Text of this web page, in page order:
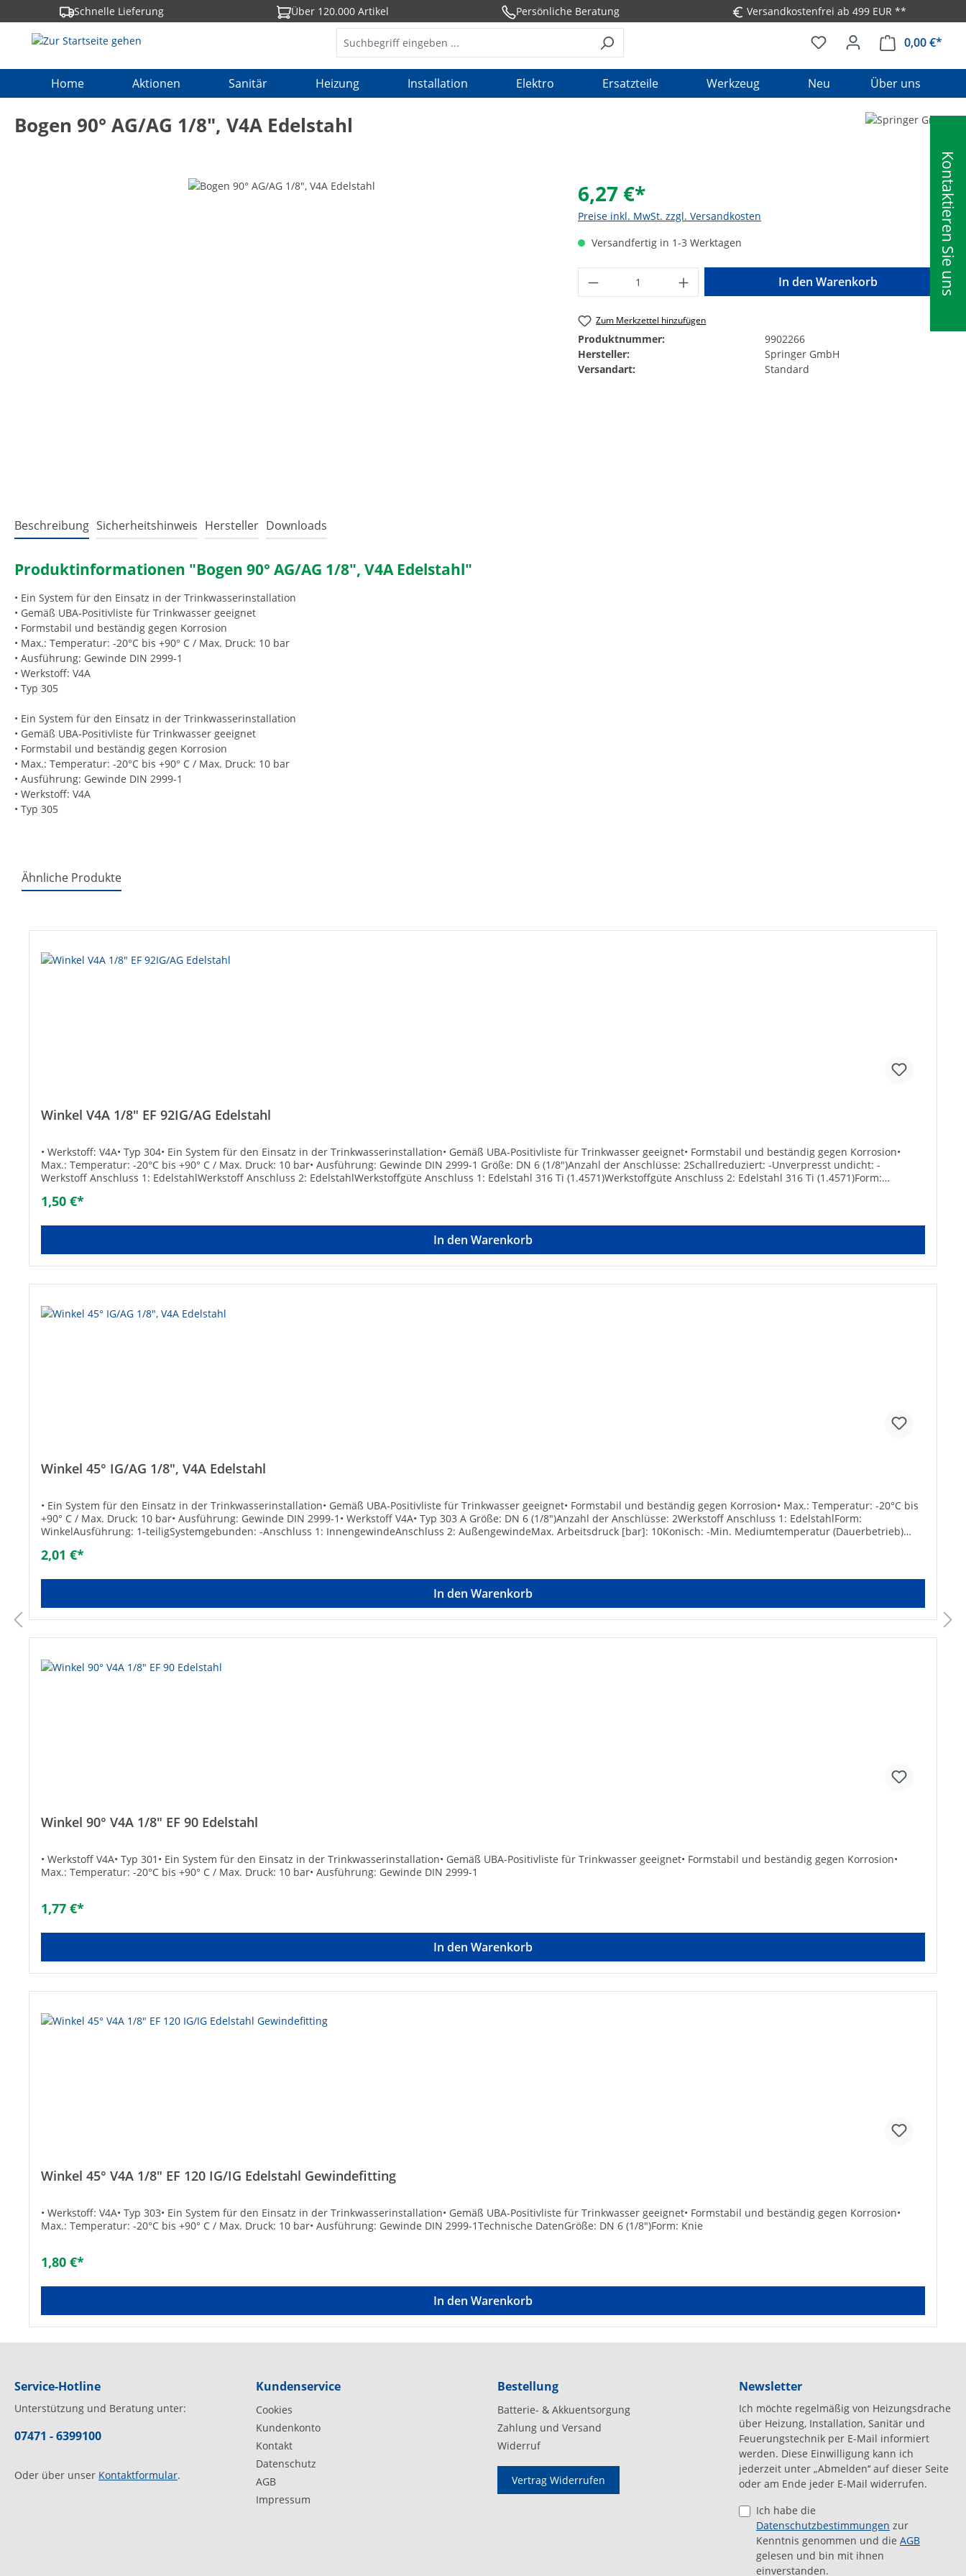
Zur Hauptnavigation springen
Schnelle Lieferung Über 120.000 Artikel Persönliche Beratung Versandkostenfrei ab 499 EUR **
0,00 €*
Home Aktionen Sanitär Heizung Installation Elektro Ersatzteile Werkzeug Neu Über uns
Kontaktieren Sie uns
Bogen 90° AG/AG 1/8", V4A Edelstahl
6,27 €*
Preise inkl. MwSt. zzgl. Versandkosten
Versandfertig in 1-3 Werktagen
Produkt Anzahl: Gib den gewünschten Wert
In den Warenkorb
Zum Merkzettel hinzufügen
Produktnummer:
9902266
Hersteller:
Springer GmbH
Versandart:
Standard
Beschreibung Sicherheitshinweis Hersteller Downloads
Produktinformationen "Bogen 90° AG/AG 1/8", V4A Edelstahl"
• Ein System für den Einsatz in der Trinkwasserinstallation
• Gemäß UBA-Positivliste für Trinkwasser geeignet
• Formstabil und beständig gegen Korrosion
• Max.: Temperatur: -20°C bis +90° C / Max. Druck: 10 bar
• Ausführung: Gewinde DIN 2999-1
• Werkstoff: V4A
• Typ 305
• Ein System für den Einsatz in der Trinkwasserinstallation
• Gemäß UBA-Positivliste für Trinkwasser geeignet
• Formstabil und beständig gegen Korrosion
• Max.: Temperatur: -20°C bis +90° C / Max. Druck: 10 bar
• Ausführung: Gewinde DIN 2999-1
• Werkstoff: V4A
• Typ 305
Ähnliche Produkte
Winkel V4A 1/8" EF 92IG/AG Edelstahl
• Werkstoff: V4A• Typ 304• Ein System für den Einsatz in der Trinkwasserinstallation• Gemäß UBA-Positivliste für Trinkwasser geeignet• Formstabil und beständig gegen Korrosion•
Max.: Temperatur: -20°C bis +90° C / Max. Druck: 10 bar• Ausführung: Gewinde DIN 2999-1 Größe: DN 6 (1/8")Anzahl der Anschlüsse: 2Schallreduziert: -Unverpresst undicht: -
Werkstoff Anschluss 1: EdelstahlWerkstoff Anschluss 2: EdelstahlWerkstoffgüte Anschluss 1: Edelstahl 316 Ti (1.4571)Werkstoffgüte Anschluss 2: Edelstahl 316 Ti (1.4571)Form:
1: InnengewindeAnschluss 2: AußengewindeMax. Arbeitsdruck [bar]: 10Mit Dichtungsmaterial: -Konisch: -Mit Schneidring: -DVGW-Siegel: -Gemäß UBA-Positivliste für Trinkwasser
1,50 €*
In den Warenkorb
Winkel 45° IG/AG 1/8", V4A Edelstahl
• Ein System für den Einsatz in der Trinkwasserinstallation• Gemäß UBA-Positivliste für Trinkwasser geeignet• Formstabil und beständig gegen Korrosion• Max.: Temperatur: -20°C bis
+90° C / Max. Druck: 10 bar• Ausführung: Gewinde DIN 2999-1• Werkstoff V4A• Typ 303 A Größe: DN 6 (1/8")Anzahl der Anschlüsse: 2Werkstoff Anschluss 1: EdelstahlForm:
WinkelAusführung: 1-teiligSystemgebunden: -Anschluss 1: InnengewindeAnschluss 2: AußengewindeMax. Arbeitsdruck [bar]: 10Konisch: -Min. Mediumtemperatur (Dauerbetrieb)
2,01 €*
In den Warenkorb
Winkel 90° V4A 1/8" EF 90 Edelstahl
• Werkstoff V4A• Typ 301• Ein System für den Einsatz in der Trinkwasserinstallation• Gemäß UBA-Positivliste für Trinkwasser geeignet• Formstabil und beständig gegen Korrosion•
Max.: Temperatur: -20°C bis +90° C / Max. Druck: 10 bar• Ausführung: Gewinde DIN 2999-1
1,77 €*
In den Warenkorb
Winkel 45° V4A 1/8" EF 120 IG/IG Edelstahl Gewindefitting
• Werkstoff: V4A• Typ 303• Ein System für den Einsatz in der Trinkwasserinstallation• Gemäß UBA-Positivliste für Trinkwasser geeignet• Formstabil und beständig gegen Korrosion•
Max.: Temperatur: -20°C bis +90° C / Max. Druck: 10 bar• Ausführung: Gewinde DIN 2999-1Technische DatenGröße: DN 6 (1/8")Form: Knie
1,80 €*
In den Warenkorb
Service-Hotline
Unterstützung und Beratung unter:
07471 - 6399100
Oder über unser Kontaktformular.
Kundenservice
Cookies
Kundenkonto
Kontakt
Datenschutz
AGB
Impressum
Bestellung
Batterie- & Akkuentsorgung
Zahlung und Versand
Widerruf
Vertrag Widerrufen
Newsletter
Ich möchte regelmäßig von Heizungsdrache
über Heizung, Installation, Sanitär und
Feuerungstechnik per E-Mail informiert
werden. Diese Einwilligung kann ich
jederzeit unter „Abmelden‘‘ auf dieser Seite
oder am Ende jeder E-Mail widerrufen.
Ich habe die
Datenschutzbestimmungen zur
Kenntnis genommen und die AGB
gelesen und bin mit ihnen
einverstanden.